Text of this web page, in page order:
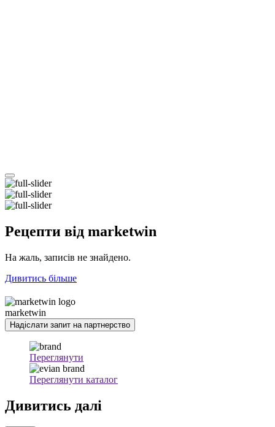
Рецепти від marketwin
На жаль, записів не знайдено.
Дивитись більше
marketwin
Надіслати запит на партнерство
Переглянути
Переглянути каталог
Дивитись далі